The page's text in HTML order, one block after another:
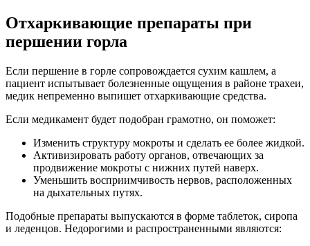
Отхаркивающие препараты при
першении горла
Если першение в горле сопровождается сухим кашлем, а
пациент испытывает болезненные ощущения в районе трахеи,
медик непременно выпишет отхаркивающие средства.
Если медикамент будет подобран грамотно, он поможет:
Изменить структуру мокроты и сделать ее более жидкой.
Активизировать работу органов, отвечающих за
продвижение мокроты с нижних путей наверх.
Уменьшить восприимчивость нервов, расположенных
на дыхательных путях.
Подобные препараты выпускаются в форме таблеток, сиропа
и леденцов. Недорогими и распространенными являются: